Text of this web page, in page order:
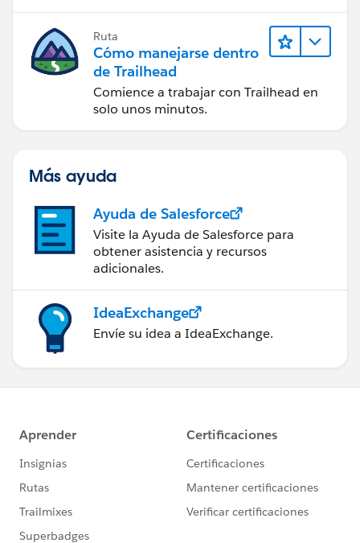
Ruta
Cómo manejarse dentro
de Trailhead
Comience a trabajar con Trailhead en
solo unos minutos.
Más ayuda
Ayuda de Salesforce
Visite la Ayuda de Salesforce para
obtener asistencia y recursos
adicionales.
IdeaExchange
Envíe su idea a IdeaExchange.